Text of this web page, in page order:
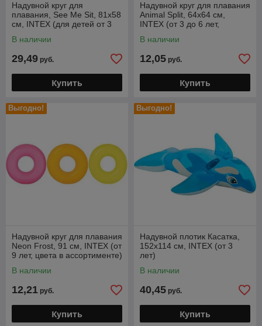
Надувной круг для
плавания, See Me Sit, 81х58
см, INTEX (для детей от 3
В наличии
29,49 руб.
Купить
Надувной круг для плавания
Animal Split, 64x64 см,
INTEX (от 3 до 6 лет,
В наличии
12,05 руб.
Купить
Выгодно!
Надувной круг для плавания
Neon Frost, 91 см, INTEX (от
9 лет, цвета в ассортименте)
В наличии
12,21 руб.
Купить
Выгодно!
Надувной плотик Касатка,
152х114 см, INTEX (от 3
лет)
В наличии
40,45 руб.
Купить